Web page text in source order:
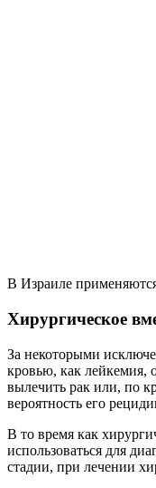
В Израиле
Хирургическое
За некоторыми
кровью, как лейкемия,
вылечить рак или, по
вероятность его
В то время как
использоваться для
стадии, при лечении